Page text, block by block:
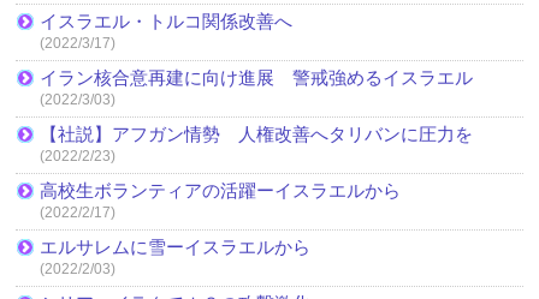
イスラエル・トルコ関係改善へ
(2022/3/17)
イラン核合意再建に向け進展 警戒強めるイスラエル
(2022/3/03)
【社説】アフガン情勢 人権改善へタリバンに圧力を
(2022/2/23)
高校生ボランティアの活躍ーイスラエルから
(2022/2/17)
エルサレムに雪ーイスラエルから
(2022/2/03)